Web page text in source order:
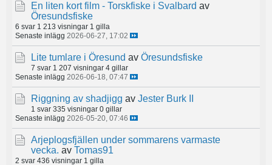
En liten kort film - Torskfiske i Svalbard av
Öresundsfiske
6 svar 1 213 visningar 1 gilla
Senaste inlägg 2026-06-27, 17:02
Lite tumlare i Öresund av Öresundsfiske
7 svar 1 207 visningar 4 gillar
Senaste inlägg 2026-06-18, 07:47
Riggning av shadjigg av Jester Burk II
1 svar 335 visningar 0 gillar
Senaste inlägg 2026-05-20, 07:46
Arjeplogsfjällen under sommarens varmaste
vecka. av Tomas91
2 svar 436 visningar 1 gilla